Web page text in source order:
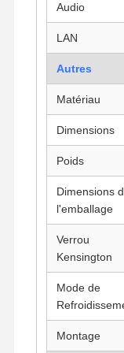
Carte mère
Audio
LAN
Autres
Matériau
Dimensions
Poids
Dimensions
l'emballage
Verrou
Kensington
Mode de
Montage